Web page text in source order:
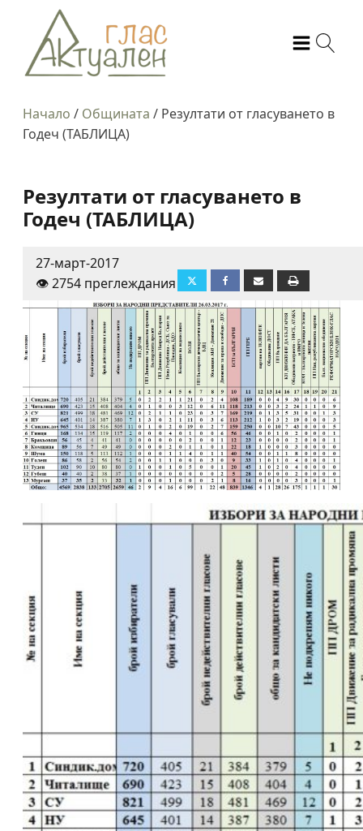
Начало / Общината / Резултати от гласуването в
Годеч (ТАБЛИЦА)
Резултати от гласуването в
Годеч (ТАБЛИЦА)
27-март-2017
👁️ 2754 преглеждания